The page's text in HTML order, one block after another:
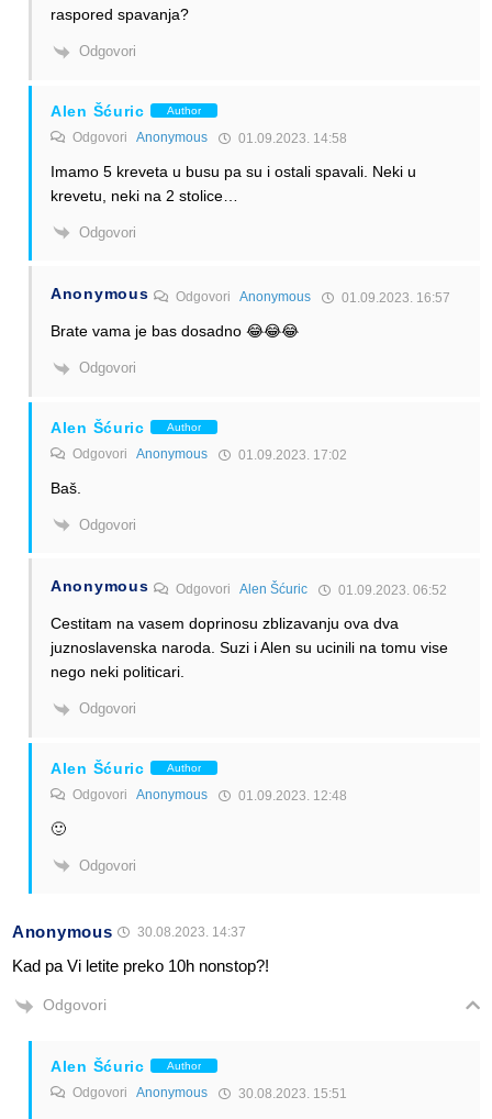
raspored spavanja?
Odgovori
Alen Šćuric Author
Odgovori Anonymous 01.09.2023. 14:58
Imamo 5 kreveta u busu pa su i ostali spavali. Neki u
krevetu, neki na 2 stolice…
Odgovori
Anonymous OdgovoriAnonymous 01.09.2023. 16:57
Brate vama je bas dosadno 😂😂😂
Odgovori
Alen Šćuric Author
Odgovori Anonymous 01.09.2023. 17:02
Baš.
Odgovori
Anonymous OdgovoriAlen Šćuric 01.09.2023. 06:52
Cestitam na vasem doprinosu zblizavanju ova dva
juznoslavenska naroda. Suzi i Alen su ucinili na tomu vise
nego neki politicari.
Odgovori
Alen Šćuric Author
Odgovori Anonymous 01.09.2023. 12:48
🙂
Odgovori
Anonymous 30.08.2023. 14:37
Kad pa Vi letite preko 10h nonstop?!
Odgovori
Alen Šćuric Author
Odgovori Anonymous 30.08.2023. 15:51